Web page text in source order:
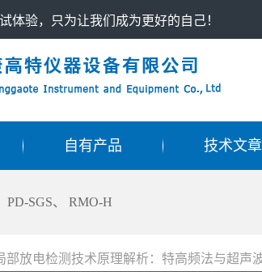
体验，只为让我们成为更好的自己！
自有产品 技术文章
PD-SGS、 RMO-H
部放电检测技术原理解析：特高频法与超声